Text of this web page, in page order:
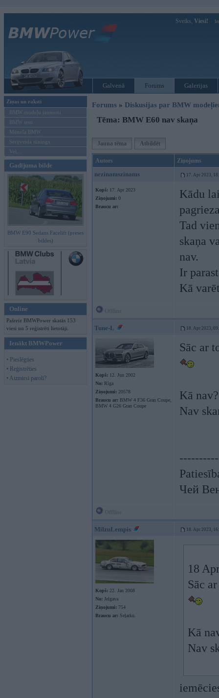
Sveiks, Viesi!
Galvenā Forums Galerijas
Ziņas un raksti
BMW modeļu jaunumi
BMW testi
Mēneša BMW
Sērijveida tūnings
Vel...
Gadījuma bilde
BMW E90 Sedans Facelift (preses
bildes)
Online
Pašreiz BMWPower skatās 153
viesi un 5 reģistrēti lietotāji.
Ienākt BMWPower
• Pieslēgties
• Reģistrēties
• Aizmirsi paroli?
Forums » Diskusijas par BMW
Tēma: BMW E60 nav skaņa
Jauna tēma Atbildēt
Autors Ziņojums
nezinamszinams 17. Apr 2023,
Kopš: 17. Apr 2023
Ziņojumi: 0
Braucu ar:
Kādu
Tad
skaņa
nav.
Ir
Kā
Tune-L 18. Apr 2023,
Kopš: 12. Jun 2002
No: Rīga
Ziņojumi: 20578
Braucu ar: BMW 4 F36 Gran Coupe,
BMW 4 G26 Gran Coupe
Sāc ar
Kā nav?
Nav
Чей
MilzuLempis 18. Apr 2023,
Kopš: 22. Jan 2008
No: Jelgava
Ziņojumi: 754
Braucu ar: Seļarku.
18
Sāc
Kā
Nav